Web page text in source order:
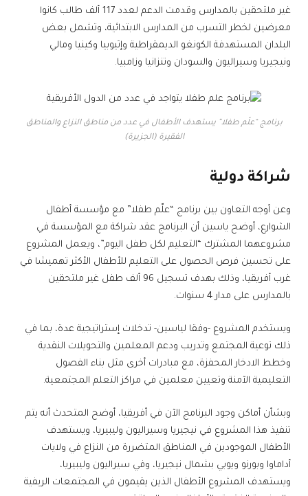
غير ملتحقين بالمدارس وقدمت الدعم لعدد 117 ألف طالب كانوا
معرضين لخطر التسرب من المدارس الابتدائية، وتشمل بعض
البلدان المستهدفة الكونغو الديمقراطية وإثيوبيا وكينيا ومالي
ونيجيريا وسيراليون والسودان وتنزانيا وزامبيا.
برنامج “علّم طفلا” يستهدف الأطفال في عدد من مناطق النزاع والمناطق
الفقيرة (الجزيرة)
شراكة دولية
وعن أوجه التعاون بين برنامج “علّم طفلا” مع مؤسسة أطفال
الشوارع، أوضح ياسين أن البرنامج عقد شراكة مع المؤسسة في
مشروعهما المشترك “التعليم لكل طفل اليوم”، ويعمل المشروع
على تحسين فرص الحصول على التعليم للأطفال الأكثر تهميشا في
غرب أفريقيا، وذلك بهدف تسجيل 96 ألف طفل غير ملتحقين
بالمدارس على مدار 4 سنوات.
ويستخدم المشروع -وفقا لياسين- تدخلات إستراتيجية عدة، بما في
ذلك توعية المجتمع وتدريب ودعم المعلمين والتحويلات النقدية
وخطط الادخار المحفزة، مع مبادرات أخرى مثل بناء الفصول
التعليمية الآمنة وتعيين معلمين في مراكز التعلم المجتمعية.
وبشأن أماكن وجود البرنامج الآن في أفريقيا، أوضح المتحدث أنه يتم
تنفيذ هذا المشروع في نيجيريا وسيراليون وليبيريا، ويستهدف
الأطفال الموجودين في المناطق المتضررة من النزاع في ولايات
أداماوا وبورنو ويوبي بشمال نيجيريا، وفي سيراليون وليبيريا،
ويستهدف المشروع الأطفال الذين يقيمون في المجتمعات الريفية